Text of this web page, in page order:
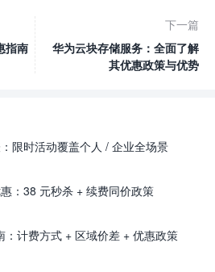
指南
下一篇
华为云块存储服务：全面了解
其优惠政策与优势
限时活动覆盖个人 / 企业全场景
：38 元秒杀 + 续费同价政策
计费方式 + 区域价差 + 优惠政策